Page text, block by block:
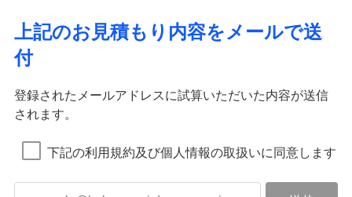
上記のお見積もり内容をメールで送
付
登録されたメールアドレスに試算いただいた内容が送信
されます。
下記の利用規約及び個人情報の取扱いに同意します